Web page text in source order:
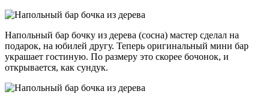
Напольный бар бочку из дерева (сосна) мастер сделал на
подарок, на юбилей другу. Теперь оригинальный мини бар
украшает гостиную. По размеру это скорее бочонок, и
открывается, как сундук.